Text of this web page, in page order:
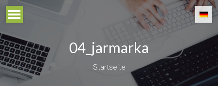
04_jarmarka
Startseite